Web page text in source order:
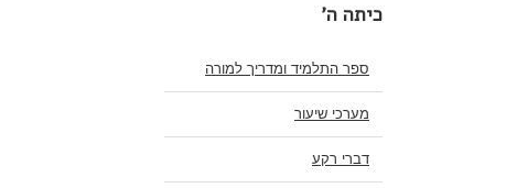
כיתה ה'
ספר התלמיד ומדריך למורה
מערכי שיעור
דברי רקע